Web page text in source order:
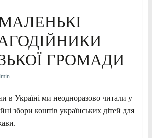
ГРОМАДИ
в Україні ми неодноразово читали у
збори коштів українських дітей для